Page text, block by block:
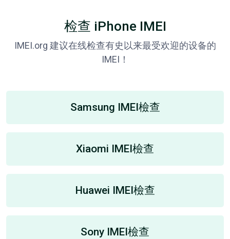
检查 iPhone IMEI
IMEI.org 建议在线检查有史以来最受欢迎的设备的
IMEI！
Samsung IMEI檢查
Xiaomi IMEI檢查
Huawei IMEI檢查
Sony IMEI檢查